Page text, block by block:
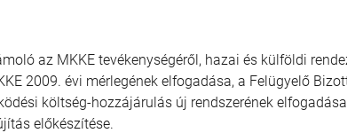
az MKKE tevékenységéről, hazai és külföldi
2009. évi mérlegének elfogadása, a Felügyelő
költség-hozzájárulás új rendszerének
előkészítése.